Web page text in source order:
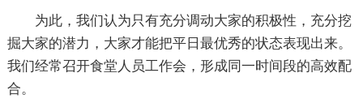
为此，我们认为只有充分调动大家的积极性，充分挖
掘大家的潜力，大家才能把平日最优秀的状态表现出来。
我们经常召开食堂人员工作会，形成同一时间段的高效配
合。